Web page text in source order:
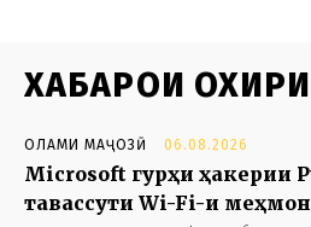
ХАБАРҲОИ
ОЛАМИ МАҶОЗӢ 06.08.2026
Microsoft гурӯҳи ҳакерии
тавассути Wi-Fi-и